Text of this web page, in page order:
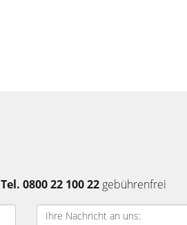
Tel. 0800 22 100 22 gebührenfrei